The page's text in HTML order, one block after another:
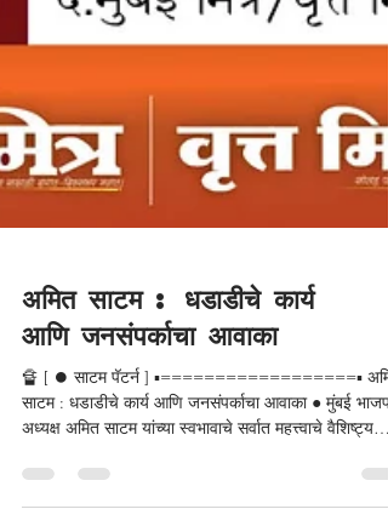
अमित साटम : धडाडीचे कार्य
आणि जनसंपर्काचा आवाका
🔏 [ ⏺️ साटम पॅटर्न ] ▪️==================▪️